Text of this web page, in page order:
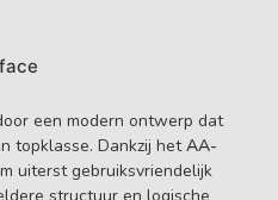
een modern ontwerp dat
topklasse. Dankzij hetAA-
uiterst gebruiksvriendelijk